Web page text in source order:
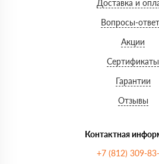
Доставка и
Вопросы-
Акции
Сертификаты
Гарантии
Отзывы
Контактная
+7 (812) 309-